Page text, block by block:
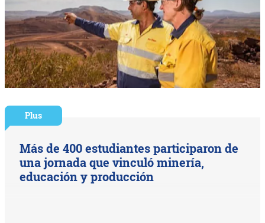
Plus
Más de 400 estudiantes participaron de
una jornada que vinculó minería,
educación y producción